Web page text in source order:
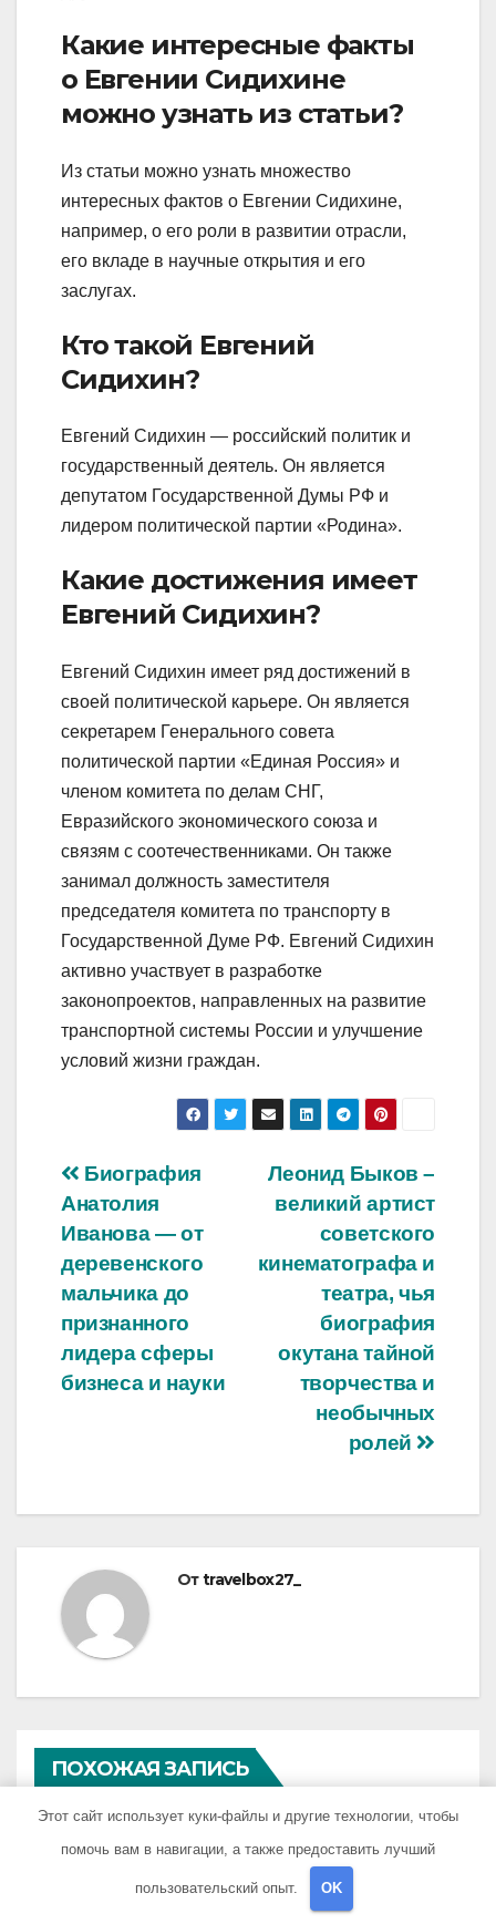
Какие интересные факты
о Евгении Сидихине
можно узнать из статьи?
Из статьи можно узнать множество
интересных фактов о Евгении Сидихине,
например, о его роли в развитии отрасли,
его вкладе в научные открытия и его
заслугах.
Кто такой Евгений
Сидихин?
Евгений Сидихин — российский политик и
государственный деятель. Он является
депутатом Государственной Думы РФ и
лидером политической партии «Родина».
Какие достижения имеет
Евгений Сидихин?
Евгений Сидихин имеет ряд достижений в
своей политической карьере. Он является
секретарем Генерального совета
политической партии «Единая Россия» и
членом комитета по делам СНГ,
Евразийского экономического союза и
связям с соотечественниками. Он также
занимал должность заместителя
председателя комитета по транспорту в
Государственной Думе РФ. Евгений Сидихин
активно участвует в разработке
законопроектов, направленных на развитие
транспортной системы России и улучшение
условий жизни граждан.
Навигация
по
записям
Леонид Быков –
великий артист
советского
кинематографа и
театра, чья
биография
окутана тайной
творчества и
необычных
ролей
Биография
Анатолия
Иванова — от
деревенского
мальчика до
признанного
лидера сферы
бизнеса и науки
Отtravelbox27_
ПОХОЖАЯ ЗАПИСЬ
Этот сайт использует куки-файлы и другие технологии, чтобы
помочь вам в навигации, а также предоставить лучший
пользовательский опыт. OK